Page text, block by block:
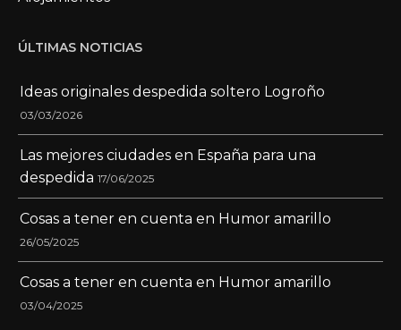
ÚLTIMAS NOTICIAS
Ideas originales despedida soltero Logroño
03/03/2026
Las mejores ciudades en España para una
despedida 17/06/2025
Cosas a tener en cuenta en Humor amarillo
26/05/2025
Cosas a tener en cuenta en Humor amarillo
03/04/2025